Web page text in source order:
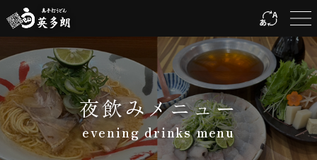
evening drinks menu
夜飲みメニュー